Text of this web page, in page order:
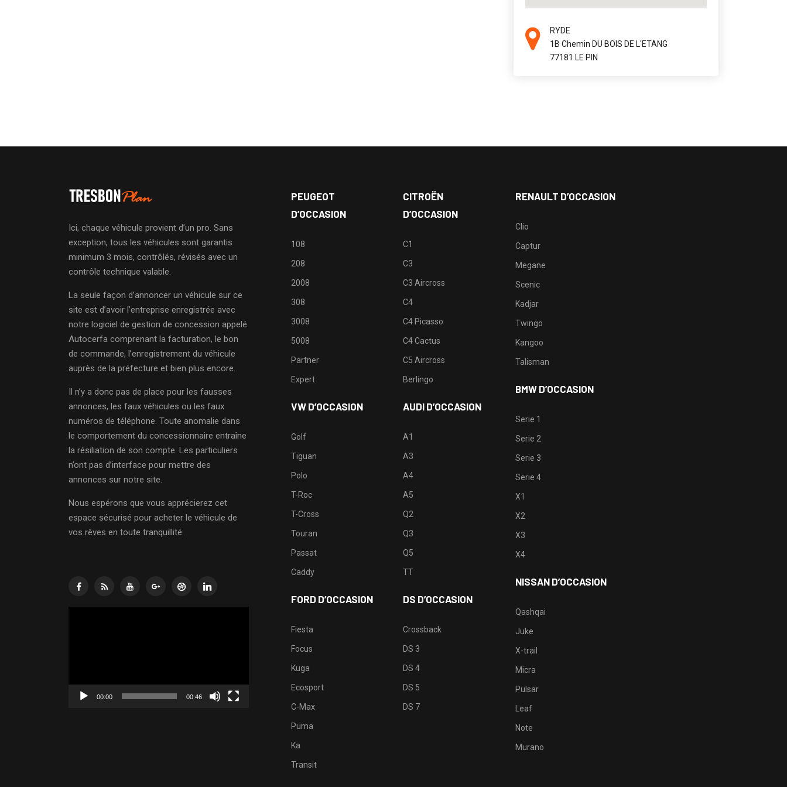
RYDE
1B Chemin DU BOIS DE L'ETANG
77181 LE PIN
Ici, chaque véhicule provient d’un pro. Sans
exception, tous les véhicules sont garantis
minimum 3 mois, contrôlés, révisés avec un
contrôle technique valable.
La seule façon d’annoncer un véhicule sur ce
site est d’avoir l’entreprise enregistrée avec
notre logiciel de gestion de concession appelé
Autocerfa comprenant la facturation, le bon
de commande, l’enregistrement du véhicule
auprès de la préfecture et bien plus encore.
Il n’y a donc pas de place pour les fausses
annonces, les faux véhicules ou les faux
numéros de téléphone. Toute anomalie dans
le comportement du concessionnaire entraîne
la résiliation de son compte. Les particuliers
n’ont pas d’interface pour mettre des
annonces sur notre site.
Nous espérons que vous apprécierez cet
espace sécurisé pour acheter le véhicule de
vos rêves en toute tranquillité.
00:00 00:46
PEUGEOT
D’OCCASION
108
208
2008
308
3008
5008
Partner
Expert
VW D’OCCASION
Golf
Tiguan
Polo
T-Roc
T-Cross
Touran
Passat
Caddy
FORD D’OCCASION
Fiesta
Focus
Kuga
Ecosport
C-Max
Puma
Ka
Transit
CITROËN
D’OCCASION
C1
C3
C3 Aircross
C4
C4 Picasso
C4 Cactus
C5 Aircross
Berlingo
AUDI D’OCCASION
A1
A3
A4
A5
Q2
Q3
Q5
TT
DS D’OCCASION
Crossback
DS 3
DS 4
DS 5
DS 7
RENAULT D’OCCASION
Clio
Captur
Megane
Scenic
Kadjar
Twingo
Kangoo
Talisman
BMW D’OCCASION
Serie 1
Serie 2
Serie 3
Serie 4
X1
X2
X3
X4
NISSAN D’OCCASION
Qashqai
Juke
X-trail
Micra
Pulsar
Leaf
Note
Murano